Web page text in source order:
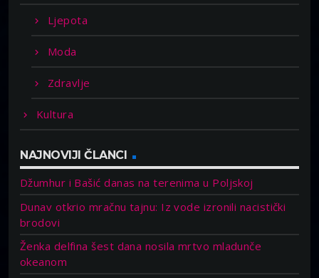
Ljepota
Moda
Zdravlje
Kultura
NAJNOVIJI ČLANCI
Džumhur i Bašić danas na terenima u Poljskoj
Dunav otkrio mračnu tajnu: Iz vode izronili nacistički
brodovi
Ženka delfina šest dana nosila mrtvo mladunče
okeanom